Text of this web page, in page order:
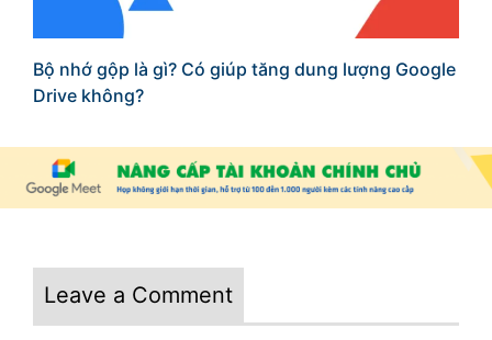
Bộ nhớ gộp là gì? Có giúp tăng dung lượng Google
Drive không?
Leave a Comment